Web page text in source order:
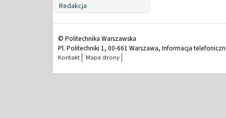
Redakcja
© Politechnika Warszawska
Pl. Politechniki 1, 00-661 Warszawa, Informacja
Kontakt Mapa strony